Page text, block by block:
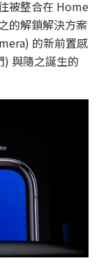
被整合在 Home
的解鎖解決方案
的新前置感
與隨之誕生的